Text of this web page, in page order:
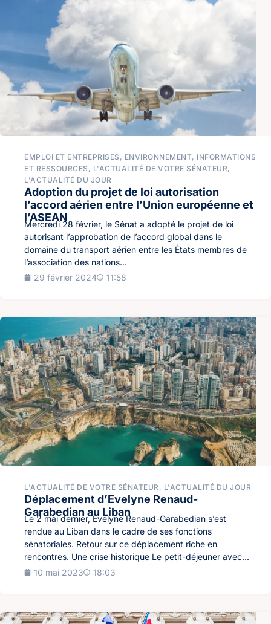
EMPLOI ET ENTREPRISES , ENVIRONNEMENT, INFORMATIONS
ET RESSOURCES , L'ACTUALITÉ DE VOTRE SÉNATEUR,
L'ACTUALITÉ DU JOUR
Adoption du projet de loi autorisation
l’accord aérien entre l’Union européenne et
l’ASEAN
Mercredi 28 février, le Sénat a adopté le projet de loi
autorisant l’approbation de l’accord global dans le
domaine du transport aérien entre les États membres de
l’association des nations...
29 février 2024
11:58
L'ACTUALITÉ DE VOTRE SÉNATEUR , L'ACTUALITÉ DU JOUR
Déplacement d’Evelyne Renaud-
Garabedian au Liban
Le 2 mai dernier, Evelyne Renaud-Garabedian s’est
rendue au Liban dans le cadre de ses fonctions
sénatoriales. Retour sur ce déplacement riche en
rencontres. Une crise historique Le petit-déjeuner avec...
10 mai 2023
18:03